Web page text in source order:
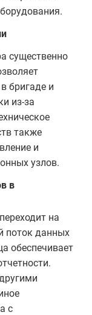
существенно
бригаде и
из-за
также
и
узлов.
в
на
поток данных
обеспечивает
с